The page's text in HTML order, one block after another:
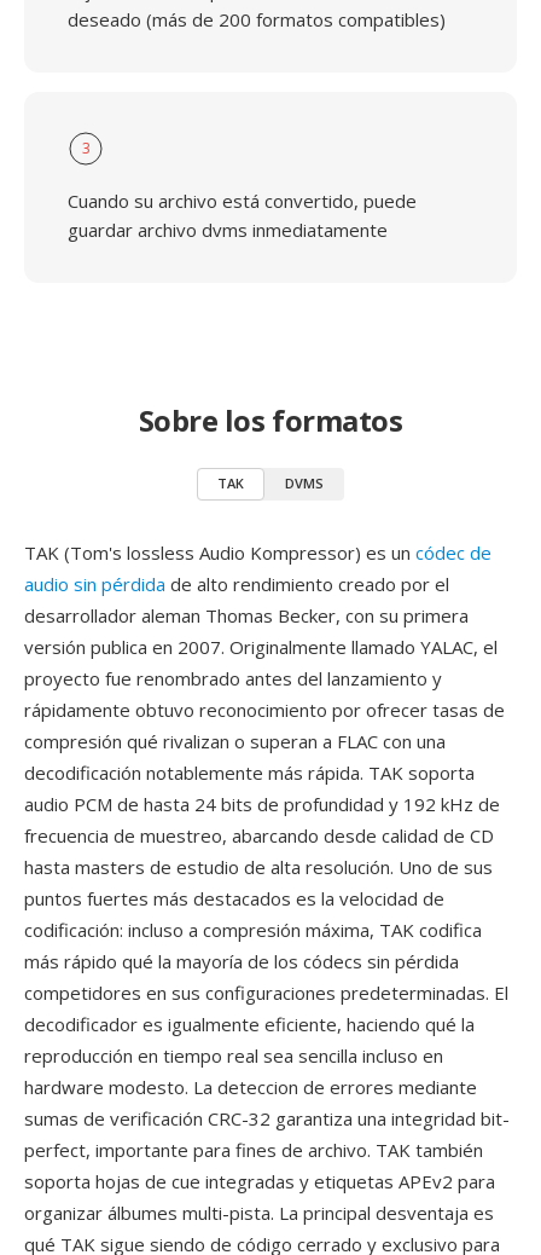
deseado (más de 200 formatos compatibles)
3
Cuando su archivo está convertido, puede
guardar archivo dvms inmediatamente
Sobre los formatos
TAK DVMS
TAK (Tom's lossless Audio Kompressor) es un códec de
audio sin pérdida de alto rendimiento creado por el
desarrollador aleman Thomas Becker, con su primera
versión publica en 2007. Originalmente llamado YALAC, el
proyecto fue renombrado antes del lanzamiento y
rápidamente obtuvo reconocimiento por ofrecer tasas de
compresión qué rivalizan o superan a FLAC con una
decodificación notablemente más rápida. TAK soporta
audio PCM de hasta 24 bits de profundidad y 192 kHz de
frecuencia de muestreo, abarcando desde calidad de CD
hasta masters de estudio de alta resolución. Uno de sus
puntos fuertes más destacados es la velocidad de
codificación: incluso a compresión máxima, TAK codifica
más rápido qué la mayoría de los códecs sin pérdida
competidores en sus configuraciones predeterminadas. El
decodificador es igualmente eficiente, haciendo qué la
reproducción en tiempo real sea sencilla incluso en
hardware modesto. La deteccion de errores mediante
sumas de verificación CRC-32 garantiza una integridad bit-
perfect, importante para fines de archivo. TAK también
soporta hojas de cue integradas y etiquetas APEv2 para
organizar álbumes multi-pista. La principal desventaja es
qué TAK sigue siendo de código cerrado y exclusivo para